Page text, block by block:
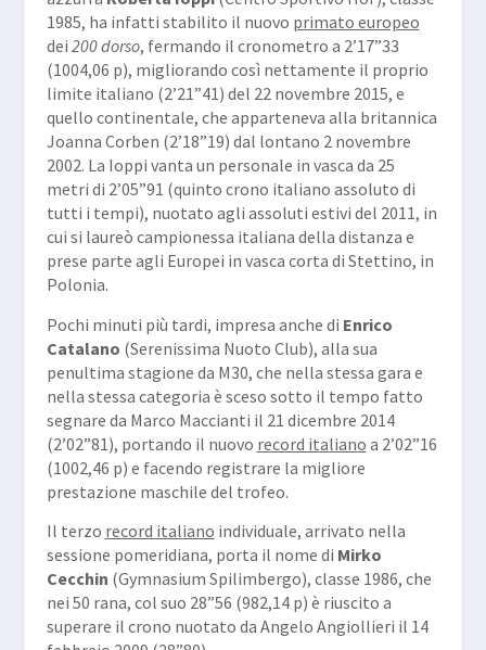
1985, ha infatti stabilito il nuovo primato europeo
dei 200 dorso, fermando il cronometro a 2’17”33
(1004,06 p), migliorando così nettamente il proprio
limite italiano (2’21”41) del 22 novembre 2015, e
quello continentale, che apparteneva alla britannica
Joanna Corben (2’18”19) dal lontano 2 novembre
2002. La Ioppi vanta un personale in vasca da 25
metri di 2’05”91 (quinto crono italiano assoluto di
tutti i tempi), nuotato agli assoluti estivi del 2011, in
cui si laureò campionessa italiana della distanza e
prese parte agli Europei in vasca corta di Stettino, in
Polonia.
Pochi minuti più tardi, impresa anche di Enrico
Catalano (Serenissima Nuoto Club), alla sua
penultima stagione da M30, che nella stessa gara e
nella stessa categoria è sceso sotto il tempo fatto
segnare da Marco Maccianti il 21 dicembre 2014
(2’02”81), portando il nuovo record italiano a 2’02”16
(1002,46 p) e facendo registrare la migliore
prestazione maschile del trofeo.
Il terzo record italiano individuale, arrivato nella
sessione pomeridiana, porta il nome di Mirko
Cecchin (Gymnasium Spilimbergo), classe 1986, che
nei 50 rana, col suo 28”56 (982,14 p) è riuscito a
superare il crono nuotato da Angelo Angiollieri il 14